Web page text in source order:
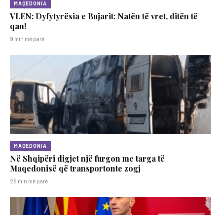
MAQEDONIA
VLEN: Dyfytyrësia e Bujarit: Natën të vret, ditën të
qan!
9 min më parë
MAQEDONIA
Në Shqipëri digjet një furgon me targa të
Maqedonisë që transportonte zogj
28 min më parë